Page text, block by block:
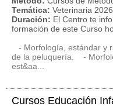
Temática: Veterinaria 2026
Duración: El Centro te
formación de este Curso
- Morfología, estándar y
de la peluquería. -
est&aa...
Cursos Educación